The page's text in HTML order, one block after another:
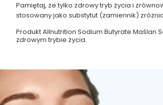
Pamiętaj, że tylko zdrowy tryb życia i
stosowany jako substytut (zamiennik)
Produkt Allnutrition Sodium Butyrate Maślan
zdrowym trybie życia.